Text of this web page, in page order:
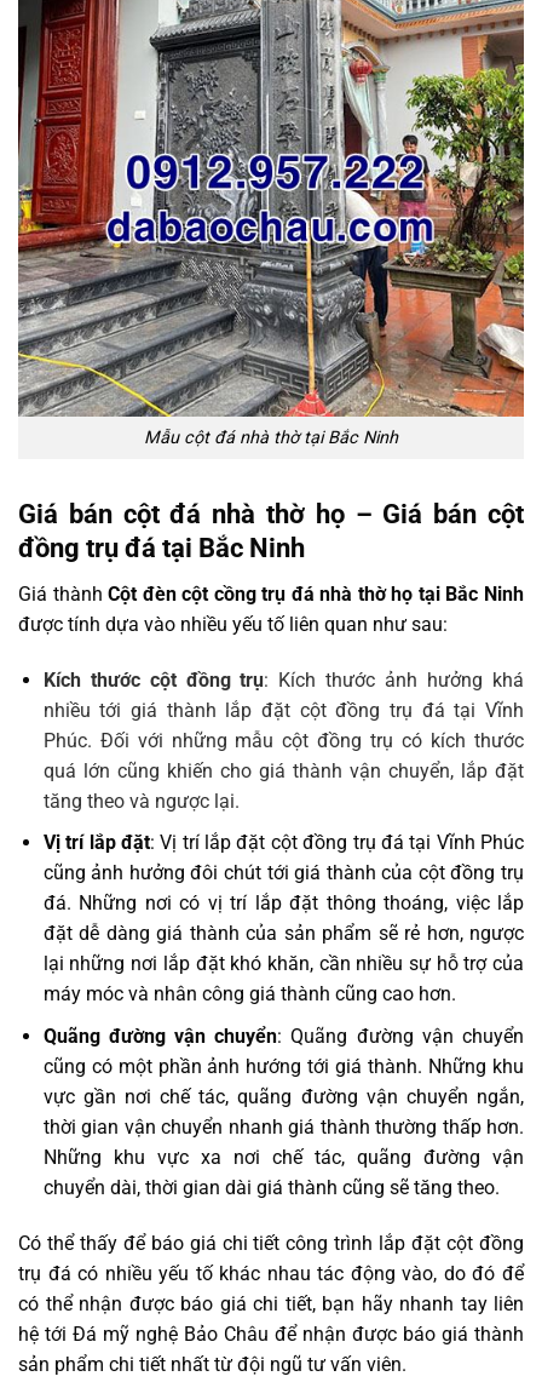
Mẫu cột đá nhà thờ tại Bắc Ninh
Giá bán cột đá nhà thờ họ – Giá bán cột
đồng trụ đá tại Bắc Ninh
Giá thànhCột đèn cột cồng trụ đá nhà thờ họ tại Bắc Ninh
được tính dựa vào nhiều yếu tố liên quan như sau:
Kích thước cột đồng trụ: Kích thước ảnh hưởng khá
nhiều tới giá thành lắp đặt cột đồng trụ đá tại Vĩnh
Phúc. Đối với những mẫu cột đồng trụ có kích thước
quá lớn cũng khiến cho giá thành vận chuyển, lắp đặt
tăng theo và ngược lại.
Vị trí lắp đặt: Vị trí lắp đặt cột đồng trụ đá tại Vĩnh Phúc
cũng ảnh hưởng đôi chút tới giá thành của cột đồng trụ
đá. Những nơi có vị trí lắp đặt thông thoáng, việc lắp
đặt dễ dàng giá thành của sản phẩm sẽ rẻ hơn, ngược
lại những nơi lắp đặt khó khăn, cần nhiều sự hỗ trợ của
máy móc và nhân công giá thành cũng cao hơn.
Quãng đường vận chuyển: Quãng đường vận chuyển
cũng có một phần ảnh hướng tới giá thành. Những khu
vực gần nơi chế tác, quãng đường vận chuyển ngắn,
thời gian vận chuyển nhanh giá thành thường thấp hơn.
Những khu vực xa nơi chế tác, quãng đường vận
chuyển dài, thời gian dài giá thành cũng sẽ tăng theo.
Có thể thấy để báo giá chi tiết công trình lắp đặt cột đồng
trụ đá có nhiều yếu tố khác nhau tác động vào, do đó để
có thể nhận được báo giá chi tiết, bạn hãy nhanh tay liên
hệ tới Đá mỹ nghệ Bảo Châu để nhận được báo giá thành
sản phẩm chi tiết nhất từ đội ngũ tư vấn viên.